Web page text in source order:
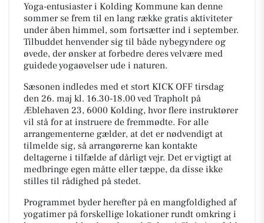
Yoga-entusiaster i Kolding Kommune kan denne
sommer se frem til en lang række gratis aktiviteter
under åben himmel, som fortsætter ind i september.
Tilbuddet henvender sig til både nybegyndere og
øvede, der ønsker at forbedre deres velvære med
guidede yogaøvelser ude i naturen.
Sæsonen indledes med et stort KICK OFF tirsdag
den 26. maj kl. 16.30-18.00 ved Trapholt på
Æblehaven 23, 6000 Kolding, hvor flere instruktører
vil stå for at instruere de fremmødte. For alle
arrangementerne gælder, at det er nødvendigt at
tilmelde sig, så arrangørerne kan kontakte
deltagerne i tilfælde af dårligt vejr. Det er vigtigt at
medbringe egen måtte eller tæppe, da disse ikke
stilles til rådighed på stedet.
Programmet byder herefter på en mangfoldighed af
yogatimer på forskellige lokationer rundt omkring i